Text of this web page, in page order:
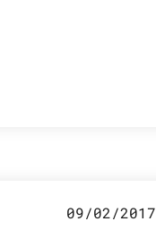
09/02/2017